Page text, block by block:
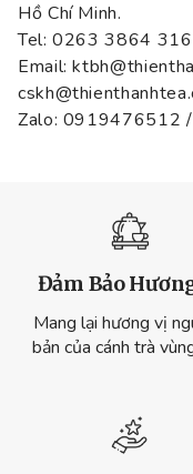
Hồ Chí Minh.
Tel: 0263 3864
Email:
Zalo: 0919476512
Đảm Bảo
Mang lại hương vị
bản của cánh trà